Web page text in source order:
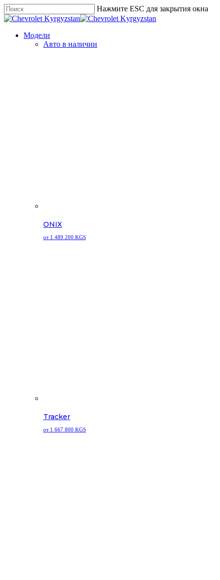
Skip
to
content
Нажмите ESC для закрытия окна
Close
Menu
Модели
Авто в наличии
ONIX
от 1 489 200 KGS
Tracker
от 1 667 800 KGS